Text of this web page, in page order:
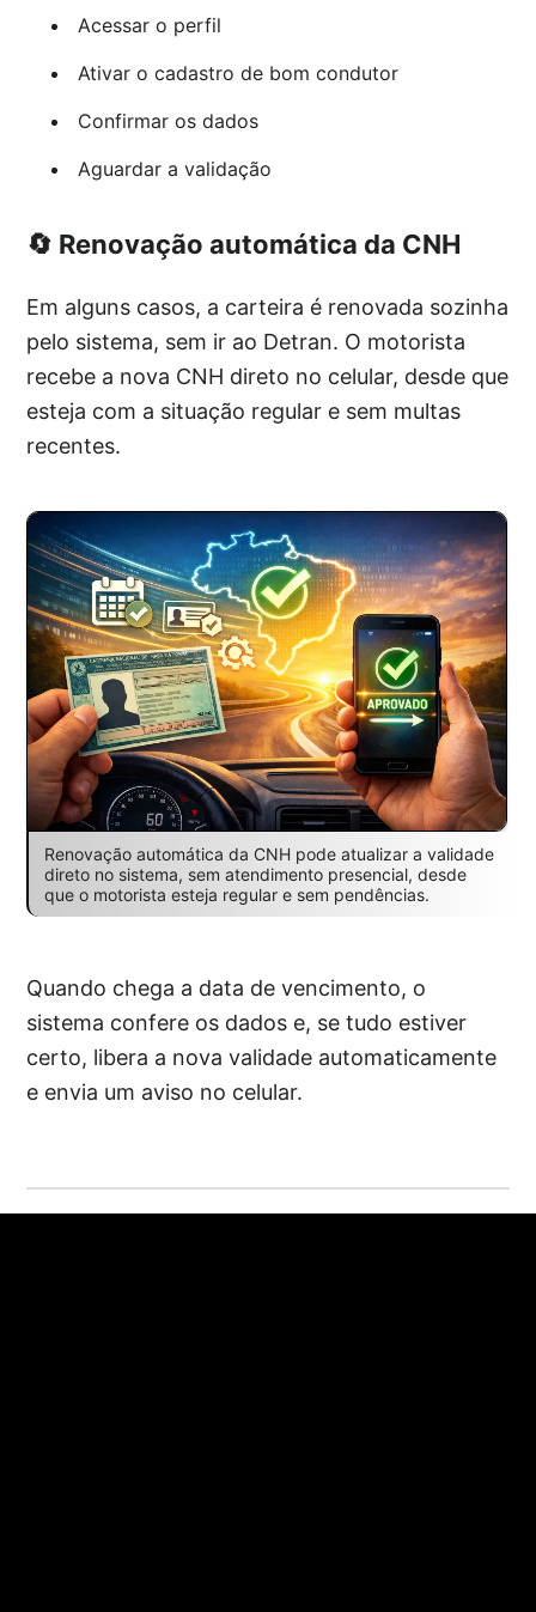
Acessar o perfil
Ativar o cadastro de bom condutor
Confirmar os dados
Aguardar a validação
🔄 Renovação automática da CNH
Em alguns casos, a carteira é renovada sozinha
pelo sistema, sem ir ao Detran. O motorista
recebe a nova CNH direto no celular, desde que
esteja com a situação regular e sem multas
recentes.
Renovação automática da CNH pode atualizar a validade
direto no sistema, sem atendimento presencial, desde
que o motorista esteja regular e sem pendências.
Quando chega a data de vencimento, o
sistema confere os dados e, se tudo estiver
certo, libera a nova validade automaticamente
e envia um aviso no celular.